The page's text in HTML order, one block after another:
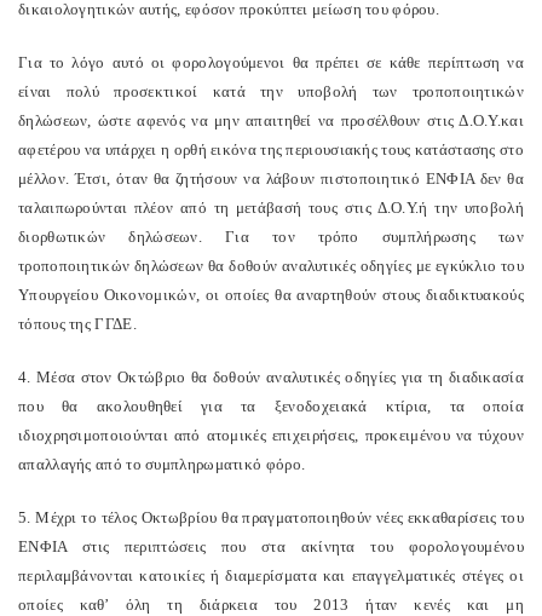
δικαιολογητικών αυτής, εφόσον προκύπτει μείωση του φόρου.
Για το λόγο αυτό οι φορολογούμενοι θα πρέπει σε κάθε περίπτωση να
είναι πολύ προσεκτικοί κατά την υποβολή των τροποποιητικών
δηλώσεων, ώστε αφενός να μην απαιτηθεί να προσέλθουν στις Δ.Ο.Υ.και
αφετέρου να υπάρχει η ορθή εικόνα της περιουσιακής τους κατάστασης στο
μέλλον. Έτσι, όταν θα ζητήσουν να λάβουν πιστοποιητικό ΕΝΦΙΑ δεν θα
ταλαιπωρούνται πλέον από τη μετάβασή τους στις Δ.Ο.Υ.ή την υποβολή
διορθωτικών δηλώσεων. Για τον τρόπο συμπλήρωσης των
τροποποιητικών δηλώσεων θα δοθούν αναλυτικές οδηγίες με εγκύκλιο του
Υπουργείου Οικονομικών, οι οποίες θα αναρτηθούν στους διαδικτυακούς
τόπους της ΓΓΔΕ.
4. Μέσα στον Οκτώβριο θα δοθούν αναλυτικές οδηγίες για τη διαδικασία
που θα ακολουθηθεί για τα ξενοδοχειακά κτίρια, τα οποία
ιδιοχρησιμοποιούνται από ατομικές επιχειρήσεις, προκειμένου να τύχουν
απαλλαγής από το συμπληρωματικό φόρο.
5. Μέχρι το τέλος Οκτωβρίου θα πραγματοποιηθούν νέες εκκαθαρίσεις του
ΕΝΦΙΑ στις περιπτώσεις που στα ακίνητα του φορολογουμένου
περιλαμβάνονται κατοικίες ή διαμερίσματα και επαγγελματικές στέγες οι
οποίες καθ’ όλη τη διάρκεια του 2013 ήταν κενές και μη